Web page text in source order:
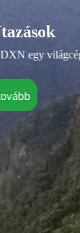
bejárhatod a